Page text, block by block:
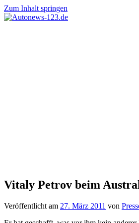
Zum Inhalt springen
Vitaly Petrov beim
Veröffentlicht am 27. März 2011 von